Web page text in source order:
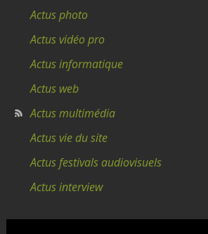
Actus photo
Actus vidéo pro
Actus informatique
Actus web
Actus multimédia
Actus vie du site
Actus festivals audiovisuels
Actus interview